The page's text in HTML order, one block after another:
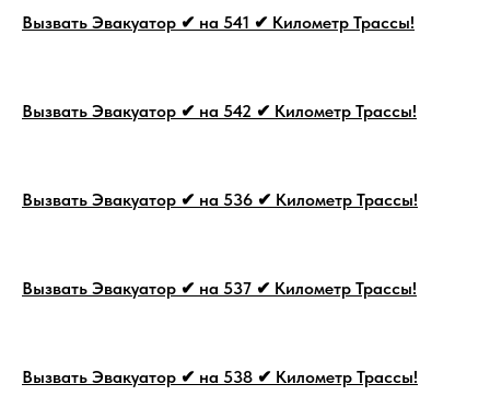
Вызвать Эвакуатор ✔ на 541 ✔ Километр Трассы!
Вызвать Эвакуатор ✔ на 542 ✔ Километр Трассы!
Вызвать Эвакуатор ✔ на 536 ✔ Километр Трассы!
Вызвать Эвакуатор ✔ на 537 ✔ Километр Трассы!
Вызвать Эвакуатор ✔ на 538 ✔ Километр Трассы!